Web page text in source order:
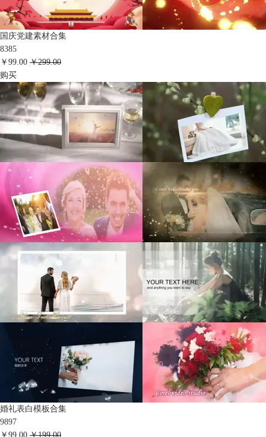
国庆党建素材合集
8385
￥99.00 ￥299.00
购买
婚礼表白模板合集
9897
￥99.00 ￥199.00